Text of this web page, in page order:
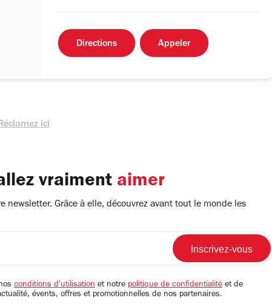
Directions Appeler
ici
vraiment aimer
newsletter. Grâce à elle, découvrez avant tout le monde les
conditions d'utilisation et notre politique de confidentialité et de
évents, offres et promotionnelles de nos partenaires.